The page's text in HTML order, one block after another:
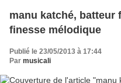
manu katché, batteur
finesse mélodique
Publié le 23/05/2013 à 17:44
Par musicali